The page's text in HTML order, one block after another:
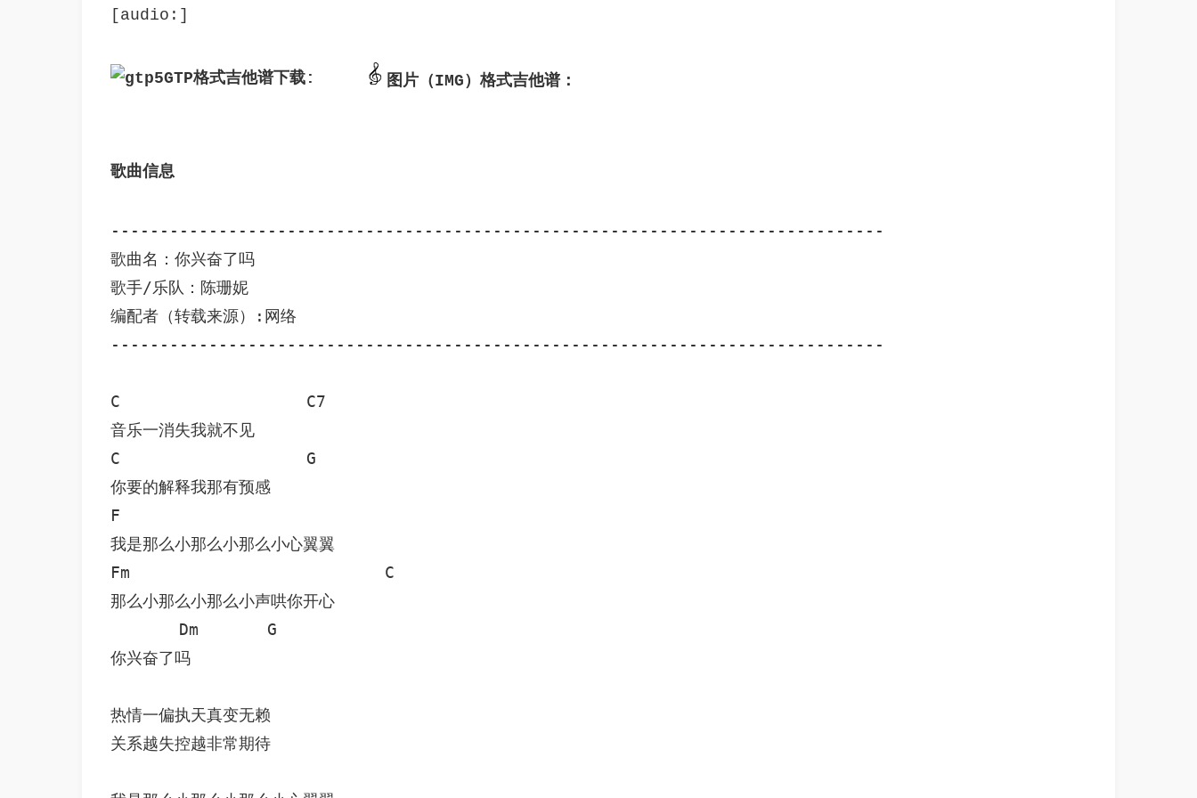
[audio:]
GTP格式吉他谱下载: 图片（IMG）格式吉他谱：
歌曲信息
-------------------------------------------------------------------------------
歌曲名：你兴奋了吗
歌手/乐队：陈珊妮
编配者（转载来源）:网络
-------------------------------------------------------------------------------
C                   C7
音乐一消失我就不见
C                   G
你要的解释我那有预感
F
我是那么小那么小那么小心翼翼
Fm                          C
那么小那么小那么小声哄你开心
       Dm       G
你兴奋了吗
热情一偏执天真变无赖
关系越失控越非常期待